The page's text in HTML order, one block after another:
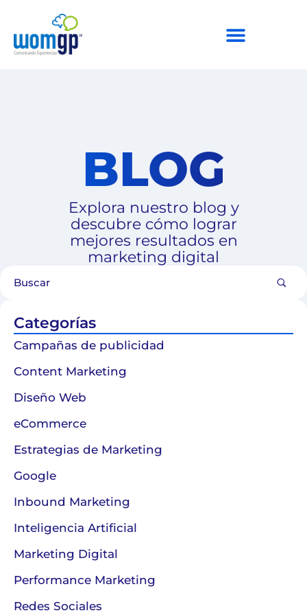
BLOG
Explora nuestro blog y
descubre cómo lograr
mejores resultados en
marketing digital
Categorías
Campañas de publicidad
Content Marketing
Diseño Web
eCommerce
Estrategias de Marketing
Google
Inbound Marketing
Inteligencia Artificial
Marketing Digital
Performance Marketing
Redes Sociales